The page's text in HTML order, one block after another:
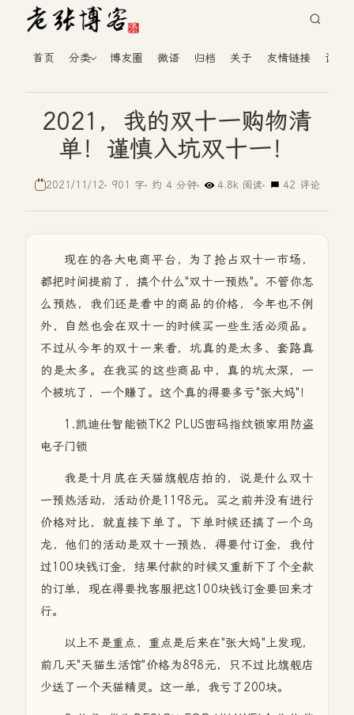
首页 分类 博友圈 微语 归档 关于 友情链接 读者
2021，我的双十一购物清
单！谨慎入坑双十一！
2021/11/12 901 字 约 4 分钟 4.8k 阅读 42 评论
现在的各大电商平台，为了抢占双十一市场，
都把时间提前了，搞个什么"双十一预热"。不管你怎
么预热，我们还是看中的商品的价格，今年也不例
外，自然也会在双十一的时候买一些生活必须品。
不过从今年的双十一来看，坑真的是太多、套路真
的是太多。在我买的这些商品中，真的坑太深，一
个被坑了，一个赚了。这个真的得要多亏"张大妈"！
1.凯迪仕智能锁TK2 PLUS密码指纹锁家用防盗
电子门锁
我是十月底在天猫旗舰店拍的，说是什么双十
一预热活动，活动价是1198元。买之前并没有进行
价格对比，就直接下单了。下单时候还搞了一个乌
龙，他们的活动是双十一预热，得要付订金，我付
过100块钱订金，结果付款的时候又重新下了个全款
的订单，现在得要找客服把这100块钱订金要回来才
行。
以上不是重点，重点是后来在"张大妈"上发现，
前几天"天猫生活馆"价格为898元，只不过比旗舰店
少送了一个天猫精灵。这一单，我亏了200块。